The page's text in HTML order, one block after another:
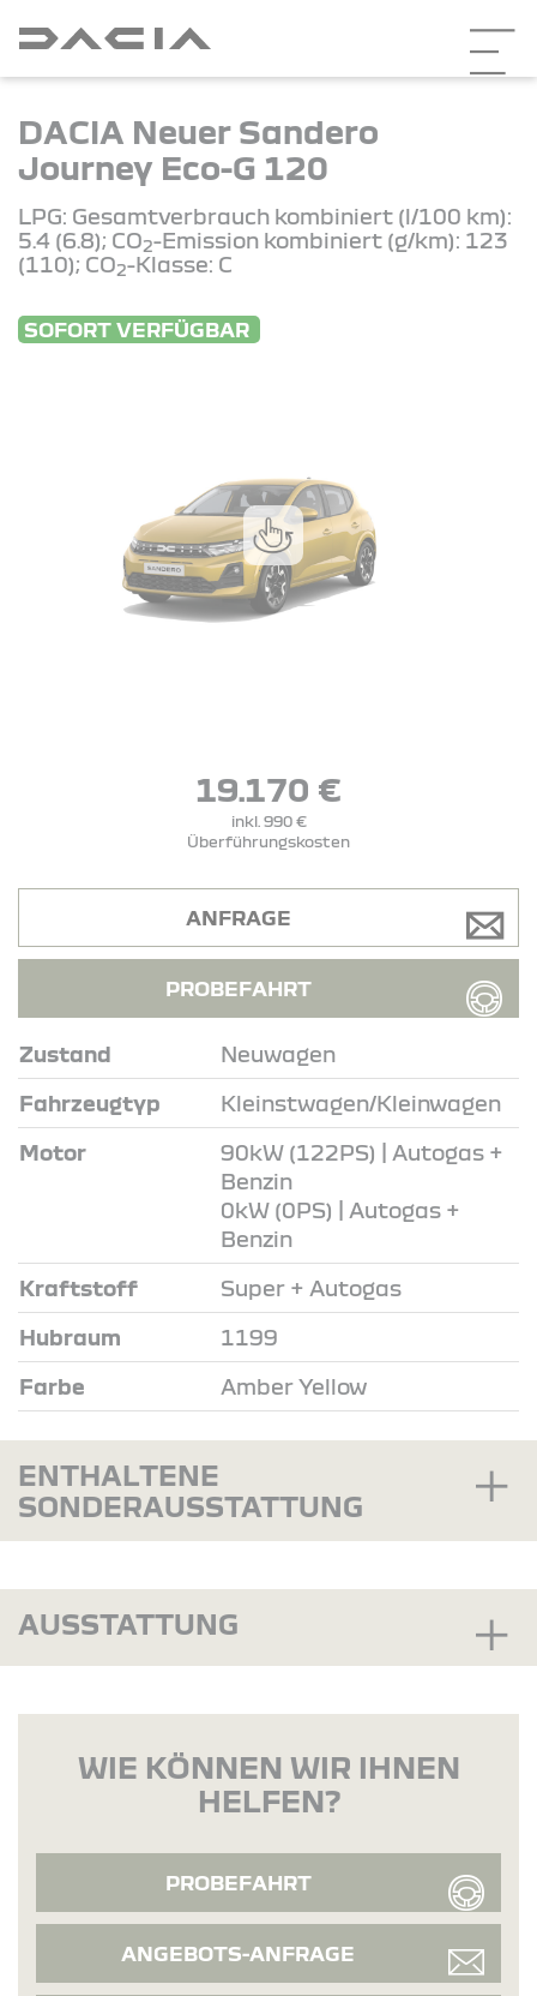
DACIA Neuer Sandero
Journey Eco-G 120
LPG: Gesamtverbrauch kombiniert (l/100 km):
5.4 (6.8); CO2-Emission kombiniert (g/km): 123
(110); CO2-Klasse: C
SOFORT VERFÜGBAR
19.170 €
inkl. 990 €
Überführungskosten
Zustand Neuwagen
Fahrzeugtyp Kleinstwagen/Kleinwagen
Motor
90kW (122PS) | Autogas +
Benzin
0kW (0PS) | Autogas +
Benzin
Kraftstoff Super + Autogas
Hubraum 1199
Farbe Amber Yellow
ANFRAGE
PROBEFAHRT
ENTHALTENE
SONDERAUSSTATTUNG
AUSSTATTUNG
WIE KÖNNEN WIR IHNEN
HELFEN?
PROBEFAHRT
ANGEBOTS-ANFRAGE